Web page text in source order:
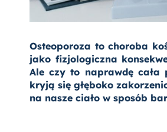
Osteoporoza to choroba
jako fizjologiczna
Ale czy to naprawdę
kryją się głęboko
na nasze ciało w sposób